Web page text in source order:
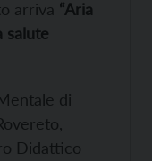
arriva “Aria
salute
di
Didattico